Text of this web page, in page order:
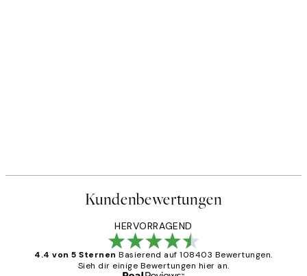
Kundenbewertungen
HERVORRAGEND
4.4 von 5 Sternen Basierend auf 108403 Bewertungen.
Sieh dir einige Bewertungen hier an.